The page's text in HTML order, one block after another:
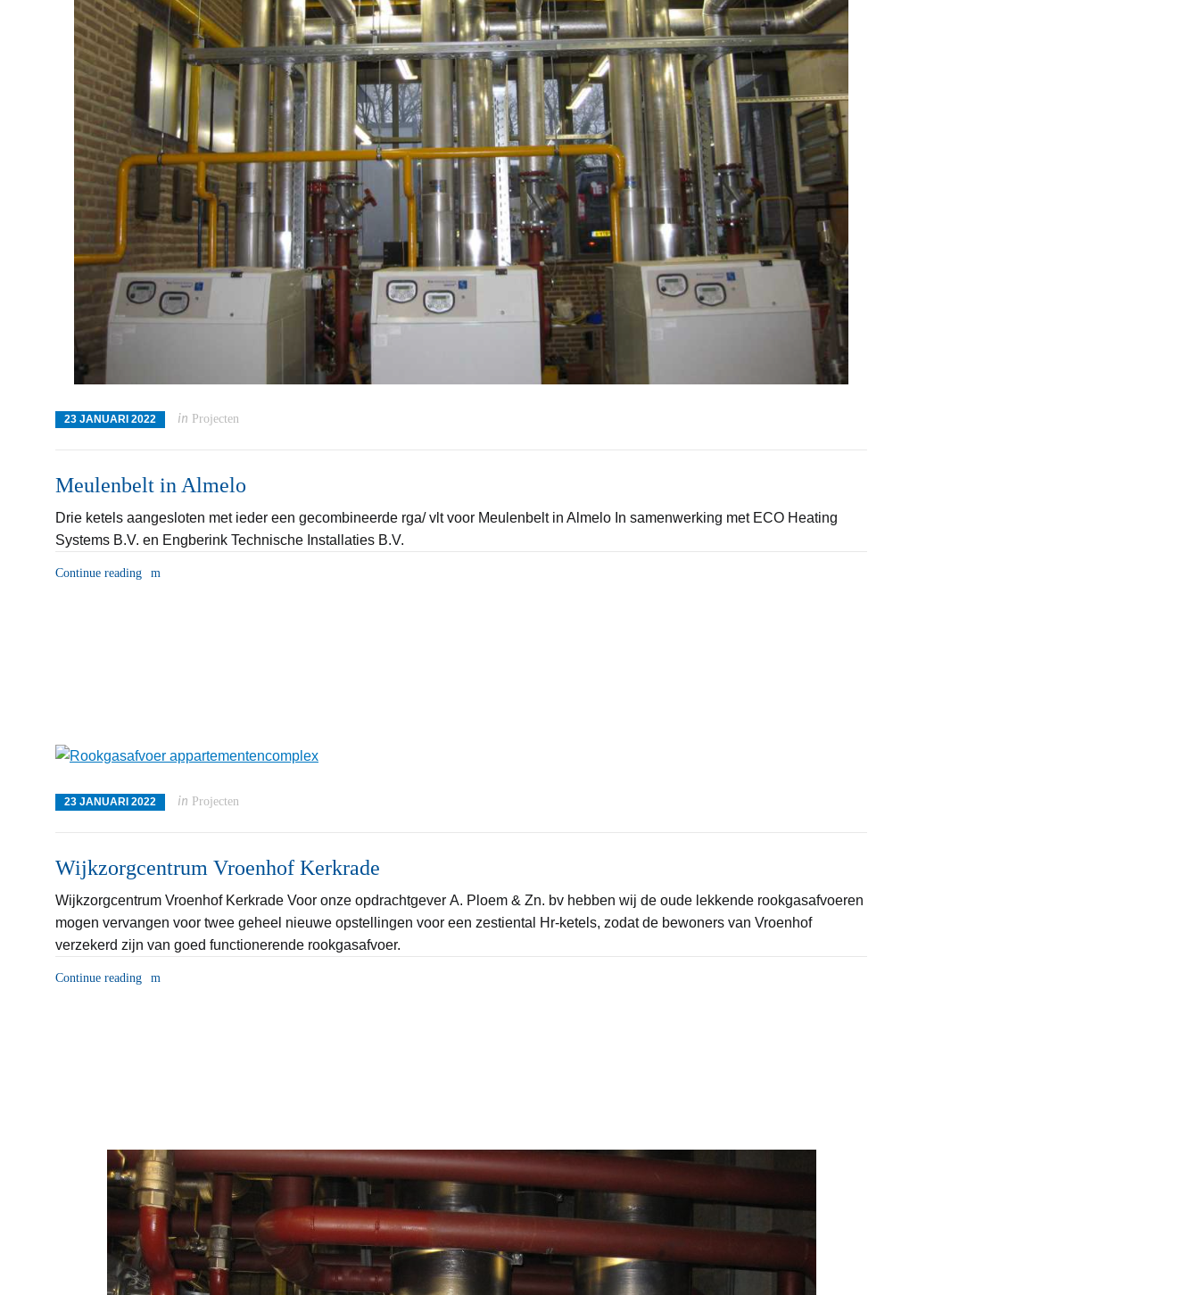
23 JANUARI 2022 in Projecten
Meulenbelt in Almelo
Drie ketels aangesloten met ieder een gecombineerde rga/ vlt voor Meulenbelt in Almelo In samenwerking met ECO Heating
Systems B.V. en Engberink Technische Installaties B.V.
Continue reading
23 JANUARI 2022 in Projecten
Wijkzorgcentrum Vroenhof Kerkrade
Wijkzorgcentrum Vroenhof Kerkrade Voor onze opdrachtgever A. Ploem & Zn. bv hebben wij de oude lekkende rookgasafvoeren
mogen vervangen voor twee geheel nieuwe opstellingen voor een zestiental Hr-ketels, zodat de bewoners van Vroenhof
verzekerd zijn van goed functionerende rookgasafvoer.
Continue reading